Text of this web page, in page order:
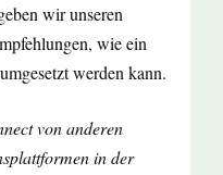
wir unseren
wie ein
werden kann.
von anderen
in der